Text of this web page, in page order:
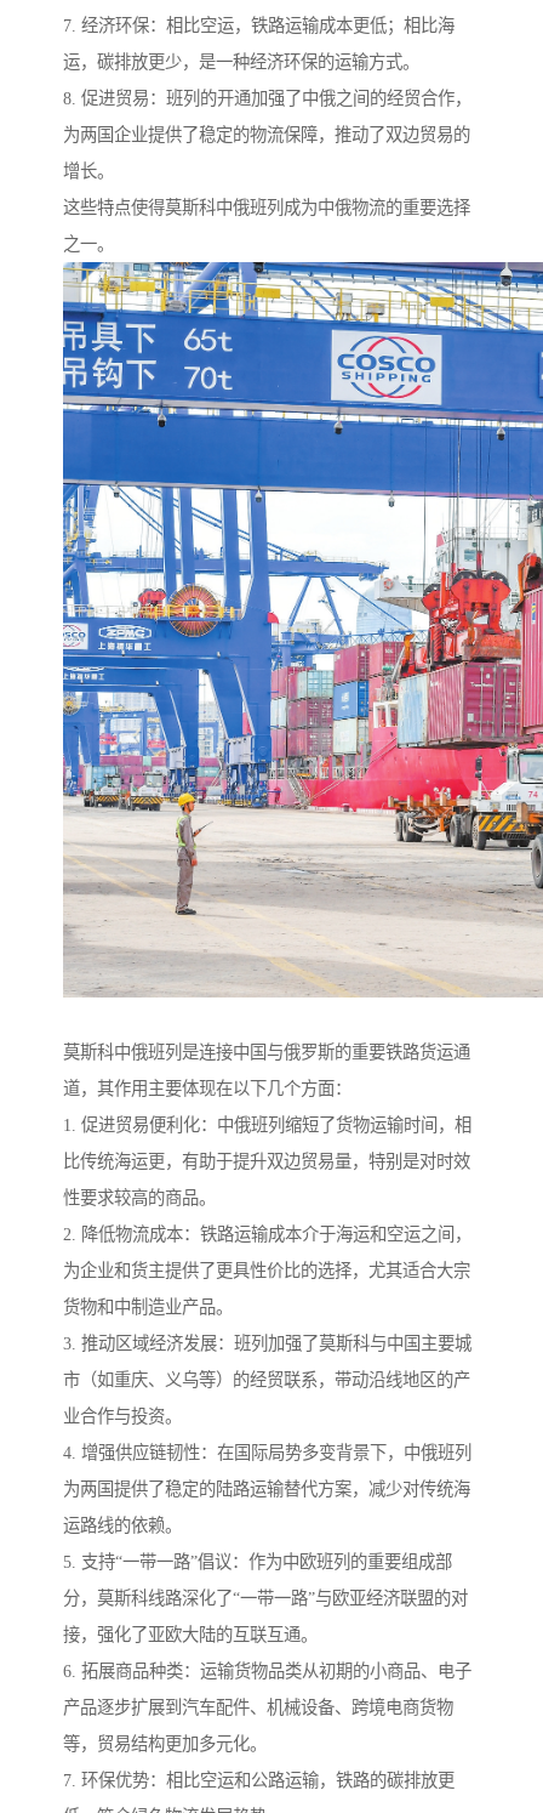
7. 经济环保：相比空运，铁路运输成本更低；相比海
运，碳排放更少，是一种经济环保的运输方式。
8. 促进贸易：班列的开通加强了中俄之间的经贸合作，
为两国企业提供了稳定的物流保障，推动了双边贸易的
增长。
这些特点使得莫斯科中俄班列成为中俄物流的重要选择
之一。
莫斯科中俄班列是连接中国与俄罗斯的重要铁路货运通
道，其作用主要体现在以下几个方面：
1. 促进贸易便利化：中俄班列缩短了货物运输时间，相
比传统海运更，有助于提升双边贸易量，特别是对时效
性要求较高的商品。
2. 降低物流成本：铁路运输成本介于海运和空运之间，
为企业和货主提供了更具性价比的选择，尤其适合大宗
货物和中制造业产品。
3. 推动区域经济发展：班列加强了莫斯科与中国主要城
市（如重庆、义乌等）的经贸联系，带动沿线地区的产
业合作与投资。
4. 增强供应链韧性：在国际局势多变背景下，中俄班列
为两国提供了稳定的陆路运输替代方案，减少对传统海
运路线的依赖。
5. 支持“一带一路”倡议：作为中欧班列的重要组成部
分，莫斯科线路深化了“一带一路”与欧亚经济联盟的对
接，强化了亚欧大陆的互联互通。
6. 拓展商品种类：运输货物品类从初期的小商品、电子
产品逐步扩展到汽车配件、机械设备、跨境电商货物
等，贸易结构更加多元化。
7. 环保优势：相比空运和公路运输，铁路的碳排放更